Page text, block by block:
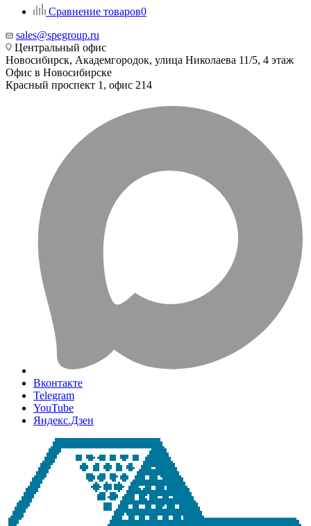
Сравнение товаров0
sales@spegroup.ru
Центральный офис
Новосибирск, Академгородок, улица Николаева 11/5, 4 этаж
Офис в Новосибирске
Красный проспект 1, офис 214
Вконтакте
Telegram
YouTube
Яндекс.Дзен